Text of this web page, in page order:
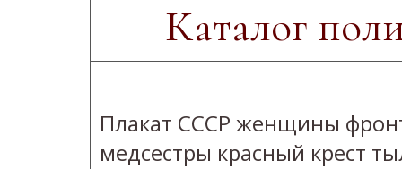
Каталог
Плакат СССР женщины
медсестры красный крест